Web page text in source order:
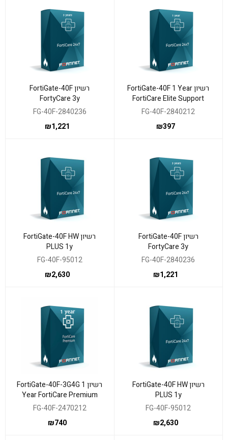
רשיון FortiGate-40F 1 Year
FortiCare Elite Support
FG-40F-2840212
₪397
רשיון FortiGate-40F
FortyCare 3y
FG-40F-2840236
₪1,221
רשיון FortiGate-40F
FortyCare 3y
FG-40F-2840236
₪1,221
רשיון FortiGate-40F HW
PLUS 1y
FG-40F-95012
₪2,630
רשיון FortiGate-40F HW
PLUS 1y
FG-40F-95012
₪2,630
רשיון FortiGate-40F-3G4G 1
Year FortiCare Premium
Support
FG-40F-2470212
₪740